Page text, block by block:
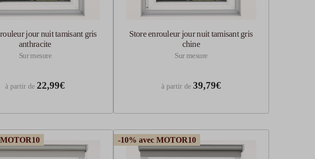
jour nuit tamisant gris
anthracite
Sur mesure
à partir de 22,99€
Store enrouleur jour nuit tamisant gris
chine
Sur mesure
à partir de 39,79€
-10% avec MOTOR10